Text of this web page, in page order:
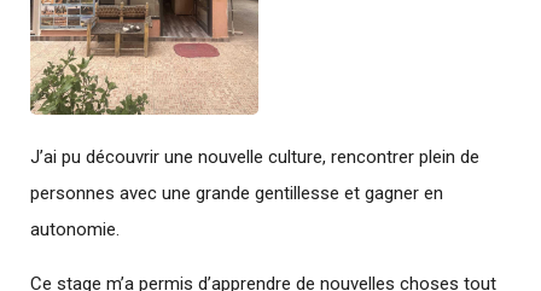
J’ai pu découvrir une nouvelle culture, rencontrer plein de
personnes avec une grande gentillesse et gagner en
autonomie.
Ce stage m’a permis d’apprendre de nouvelles choses tout